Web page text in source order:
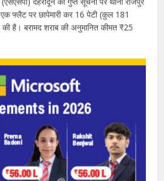
फ्लैट पर छापेमारी कर 16 पेटी (कुल 181
की है। बरामद शराब की अनुमानित कीमत ₹25